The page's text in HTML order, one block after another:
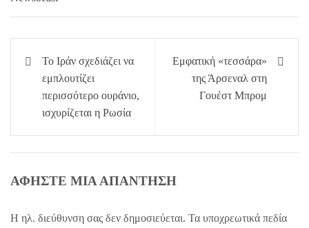
Πλοήγηση
άρθρων
Το Ιράν σχεδιάζει να
εμπλουτίζει
περισσότερο ουράνιο,
ισχυρίζεται η Ρωσία
Εμφατική «τεσσάρα»
της Άρσεναλ στη
Γουέστ Μπρομ
ΑΦΉΣΤΕ ΜΙΑ ΑΠΆΝΤΗΣΗ
Η ηλ. διεύθυνση σας δεν δημοσιεύεται. Τα υποχρεωτικά πεδία